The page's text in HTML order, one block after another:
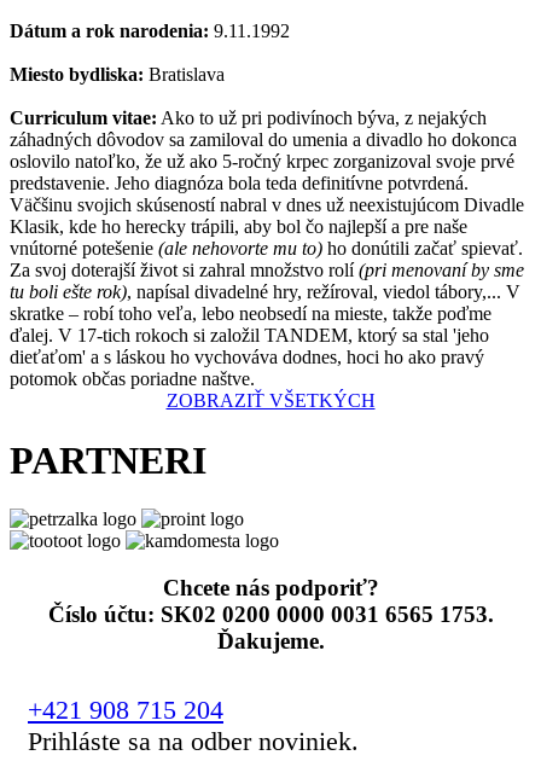
Dátum a rok narodenia: 9.11.1992
Miesto bydliska: Bratislava
Curriculum vitae: Ako to už pri podivínoch býva, z nejakých
záhadných dôvodov sa zamiloval do umenia a divadlo ho dokonca
oslovilo natoľko, že už ako 5-ročný krpec zorganizoval svoje prvé
predstavenie. Jeho diagnóza bola teda definitívne potvrdená.
Väčšinu svojich skúseností nabral v dnes už neexistujúcom Divadle
Klasik, kde ho herecky trápili, aby bol čo najlepší a pre naše
vnútorné potešenie (ale nehovorte mu to) ho donútili začať spievať.
Za svoj doterajší život si zahral množstvo rolí(pri menovaní by sme
tu boli ešte rok), napísal divadelné hry, režíroval, viedol tábory,... V
skratke – robí toho veľa, lebo neobsedí na mieste, takže poďme
ďalej. V 17-tich rokoch si založil TANDEM, ktorý sa stal 'jeho
dieťaťom' a s láskou ho vychováva dodnes, hoci ho ako pravý
potomok občas poriadne naštve.
ZOBRAZIŤ VŠETKÝCH
PARTNERI
Chcete nás podporiť?
Číslo účtu: SK02 0200 0000 0031 6565 1753.
Ďakujeme.
+421 908 715 204
Prihláste sa na odber noviniek.